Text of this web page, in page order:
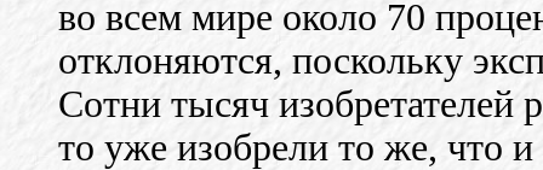
во всем мире около 70
отклоняются, поскольку
Сотни тысяч изобретателей
то уже изобрели то же, что